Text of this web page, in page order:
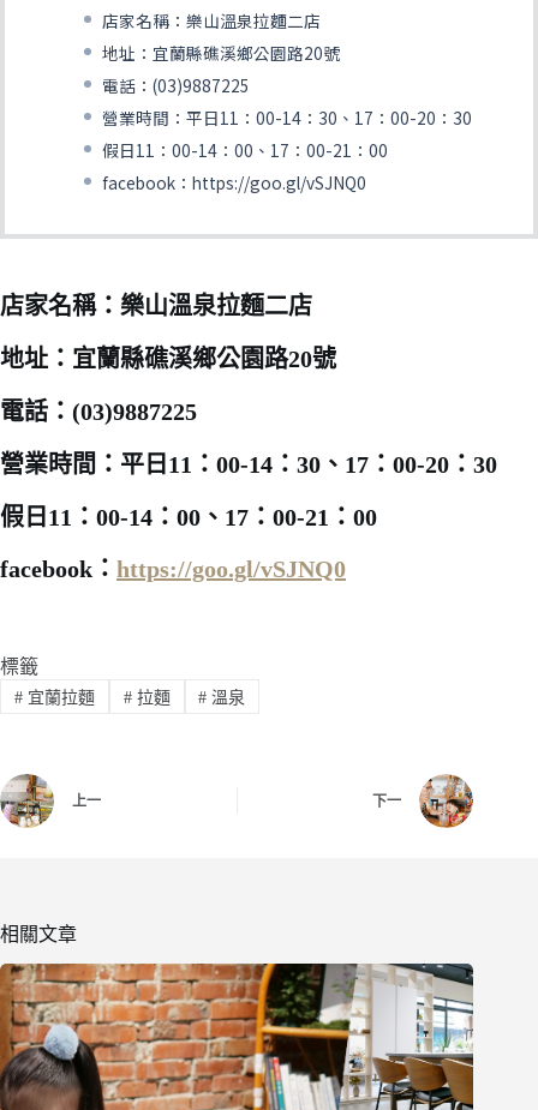
店家名稱：樂山溫泉拉麵二店
地址：宜蘭縣礁溪鄉公園路20號
電話：(03)9887225
營業時間：平日11：00-14：30、17：00-20：30
假日11：00-14：00、17：00-21：00
facebook：https://goo.gl/vSJNQ0
店家名稱：樂山溫泉拉麵二店
地址：宜蘭縣礁溪鄉公園路20號
電話：(03)9887225
營業時間：平日11：00-14：30、17：00-20：30
假日11：00-14：00、17：00-21：00
facebook： https://goo.gl/vSJNQ0
標籤
#宜蘭拉麵 #拉麵 # 溫泉
上一 下一
相關文章